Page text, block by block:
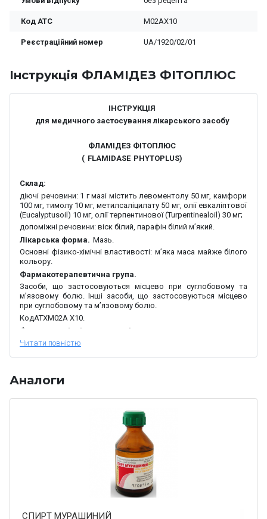
Код ATC M02AX10
Реєстраційний номер UA/1920/02/01
Iнструкція ФЛАМІДЕЗ ФІТОПЛЮС
ІНСТРУКЦІЯ
для медичного застосування лікарського засобу
ФЛАМІДЕЗ ФІТОПЛЮС
( FLAMIDASE PHYTOPLUS)
Склад:
діючі речовини:1 г мазі містить левоментолу 50 мг, камфори
100 мг, тимолу 10 мг, метилсаліцилату 50 мг, олії евкаліптової
(Eucalyptusoil ) 10 мг, олії терпентинової (Turpentineal oil ) 30 мг;
допоміжні речовини: віск білий, парафін білий м’який.
Лікарська форма. Мазь
Основні фізико-хімічні властивості: м’яка маса майже білого
кольору.
Фармакотерапевтична група.
Засоби, що застосовуються місцево при суглобовому та
м’язовому болю. Інші засоби, що застосовуються місцево
при суглобовому та м’язовому болю.
КодАТХM02A X10
Фармакологічні властивості.
Фармакодинаміка.
Левоментол.
аналгезуючу, відволікаючу, протисвербіжну, антисептичну та
заспокійливу дію. Ефект в основному зумовлений
стимулює утворення і вивільнення ендогенних біологічно
активних речовин (енкефалінів, ендорфінів, пептидів, кінінів),
які беруть участь у регуляції больових відчуттів, проникності
судин та інших процесах, які забезпечують знеболювальну,
відволікаючу і протисвербіжну дію. Подразнювальний
(відволікаючий) ефект сприяє зниженню больових відчуттів.
Місцева дія супроводжується звуженням судин, відчуттям
холоду, яке переходить у відчуття легкого печіння і
поколювання. Шкірно-вісцеральні рефлекси поліпшують
трофіку тканин (відповідно до зон іннервації). Левоментол
рефлекторно змінює тонус судин як поверхневих, так і
Аналоги
СПИРТ МУРАШИНИЙ